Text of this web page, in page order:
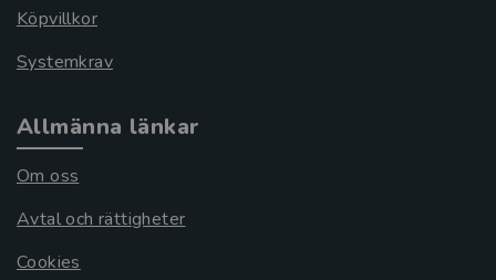
Köpvillkor
Systemkrav
Allmänna länkar
Om oss
Avtal och rättigheter
Cookies